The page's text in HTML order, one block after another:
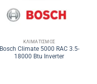
ΚΛΙΜΑΤΙΣΜΌΣ
Bosch Climate 5000 RAC 3.5-
18000 Btu Inverter